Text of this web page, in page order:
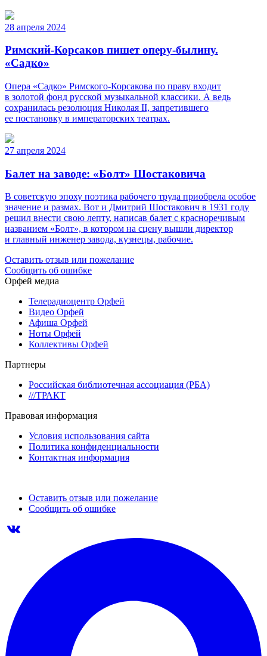
28 апреля 2024
Римский-Корсаков пишет оперу-былину.
«Садко»
Опера «Садко» Римского-Корсакова по праву входит
в золотой фонд русской музыкальной классики. А ведь
сохранилась резолюция Николая II, запретившего
ее постановку в императорских театрах.
27 апреля 2024
Балет на заводе: «Болт» Шостаковича
В советскую эпоху поэтика рабочего труда приобрела особое
значение и размах. Вот и Дмитрий Шостакович в 1931 году
решил внести свою лепту, написав балет с красноречивым
названием «Болт», в котором на сцену вышли директор
и главный инженер завода, кузнецы, рабочие.
Оставить отзыв или пожелание
Сообщить об ошибке
Орфей медиа
Телерадиоцентр Орфей
Видео Орфей
Афиша Орфей
Ноты Орфей
Коллективы Орфей
Партнеры
Российская библиотечная ассоциация (РБА)
///ТРАКТ
Правовая информация
Условия использования сайта
Политика конфиденциальности
Контактная информация
Оставить отзыв или пожелание
Сообщить об ошибке